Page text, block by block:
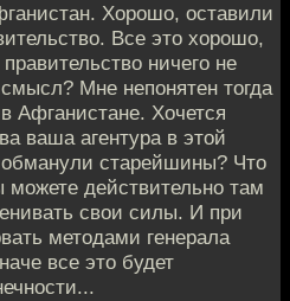
Хорошо, оставили
Все это хорошо,
ничего не
Мне непонятен тогда
Афганистане. Хочется
ваша агентура в этой
обманули старейшины? Что
действительно там
свои силы. И при
методами генерала
все это будет